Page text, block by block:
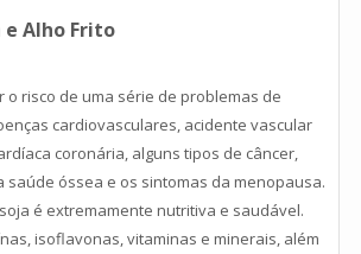
e Alho Frito
o risco de uma série de problemas de
cardiovasculares, acidente vascular
coronária, alguns tipos de câncer,
saúde óssea e os sintomas da menopausa.
é extremamente nutritiva e saudável.
isoflavonas, vitaminas e minerais, além